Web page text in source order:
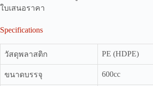
ใบเสนอราคา
Specifications
วัสดุพลาสติก PE (HDPE)
ขนาดบรรจุ 600cc